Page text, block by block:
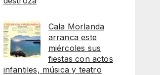
Cala Morlanda
arranca este
miércoles sus
fiestas con actos
infantiles, música y teatro